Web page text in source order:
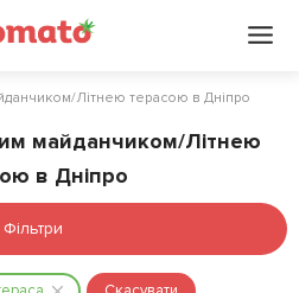
Літнею терасою в Дніпро
майданчиком/Літнею
в Дніпро
Фільтри